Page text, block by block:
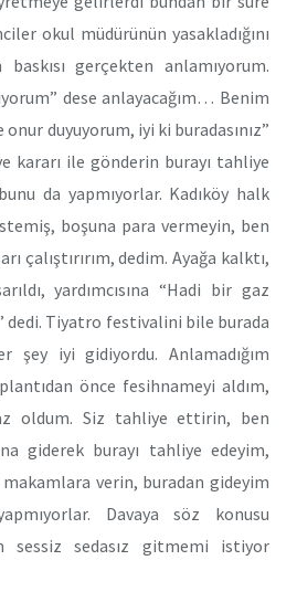
okul müdürünün yasakladığını
gerçekten anlamıyorum.
dese anlayacağım… Benim
duyuyorum, iyi ki buradasınız”
kararı ile gönderin burayı tahliye
da yapmıyorlar. Kadıköy halk
boşuna para vermeyin, ben
çalıştırırım, dedim. Ayağa kalktı,
yardımcısına “Hadi bir gaz
dedi. Tiyatro festivalini bile burada
şey iyi gidiyordu. Anlamadığım
önce fesihnameyi aldım,
oldum. Siz tahliye ettirin, ben
giderek burayı tahliye edeyim,
verin, buradan gideyim
Davaya söz konusu
sedasız gitmemi istiyor